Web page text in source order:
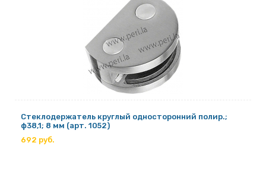
Стеклодержатель круглый односторонний полир.;
ф38,1; 8 мм (арт. 1052)
692 руб.